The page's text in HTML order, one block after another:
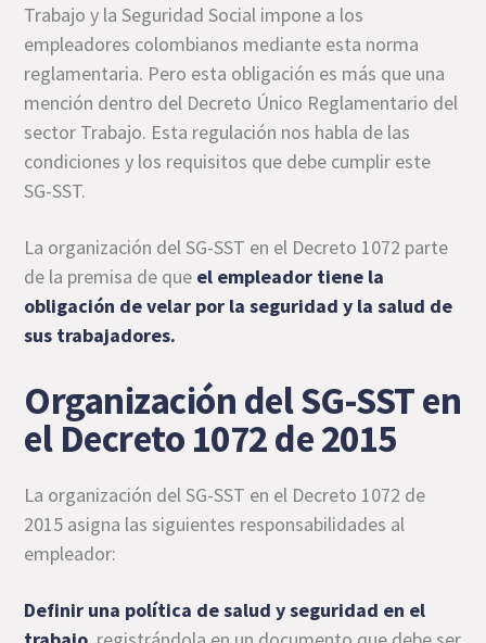
Trabajo y la Seguridad Social impone a los
empleadores colombianos mediante esta norma
reglamentaria. Pero esta obligación es más que una
mención dentro del Decreto Único Reglamentario del
sector Trabajo. Esta regulación nos habla de las
condiciones y los requisitos que debe cumplir este
SG-SST.
La organización del SG-SST en el Decreto 1072 parte
de la premisa de que el empleador tiene la
obligación de velar por la seguridad y la salud de
sus trabajadores.
Organización del SG-SST en
el Decreto 1072 de 2015
La organización del SG-SST en el Decreto 1072 de
2015 asigna las siguientes responsabilidades al
empleador:
Definir una política de salud y seguridad en el